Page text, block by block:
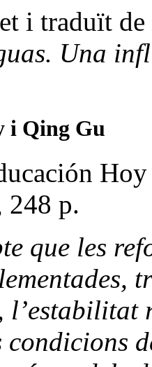
i traduït de
Una
i Qing Gu
248 p.
que les
condicions